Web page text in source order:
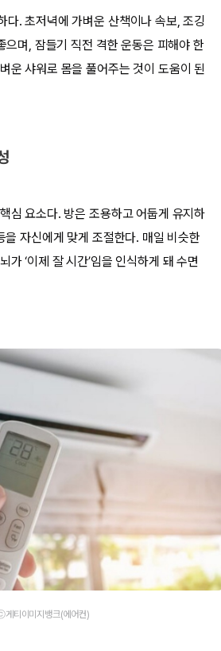
다. 초저녁에 가벼운 산책이나 속보, 조깅
며, 잠들기 직전 격한 운동은 피해야 한
운 샤워로 몸을 풀어주는 것이 도움이 된
심 요소다. 방은 조용하고 어둡게 유지하
을 자신에게 맞게 조절한다. 매일 비슷한
가 ‘이제 잘 시간’임을 인식하게 돼 수면
티이미지뱅크(에어컨)